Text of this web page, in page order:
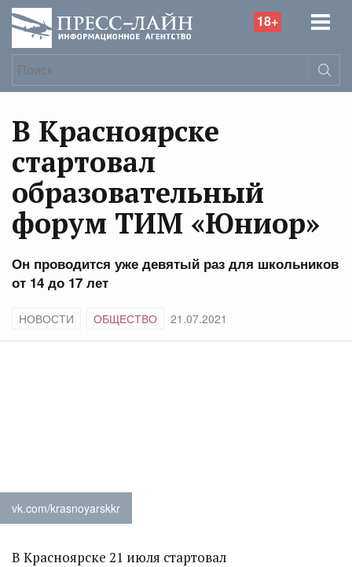
18+
В Красноярске
стартовал
образовательный
форум ТИМ «Юниор»
Он проводится уже девятый раз для школьников
от 14 до 17 лет
НОВОСТИ ОБЩЕСТВО 21.07.2021
vk.com/krasnoyarskkr
В Красноярске 21 июля стартовал